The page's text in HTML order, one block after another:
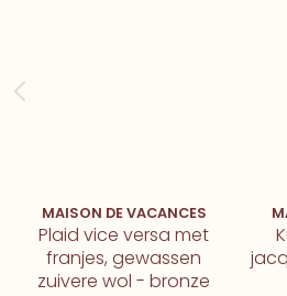
MAISON DE VACANCES
Plaid vice versa met
franjes, gewassen
zuivere wol - bronze